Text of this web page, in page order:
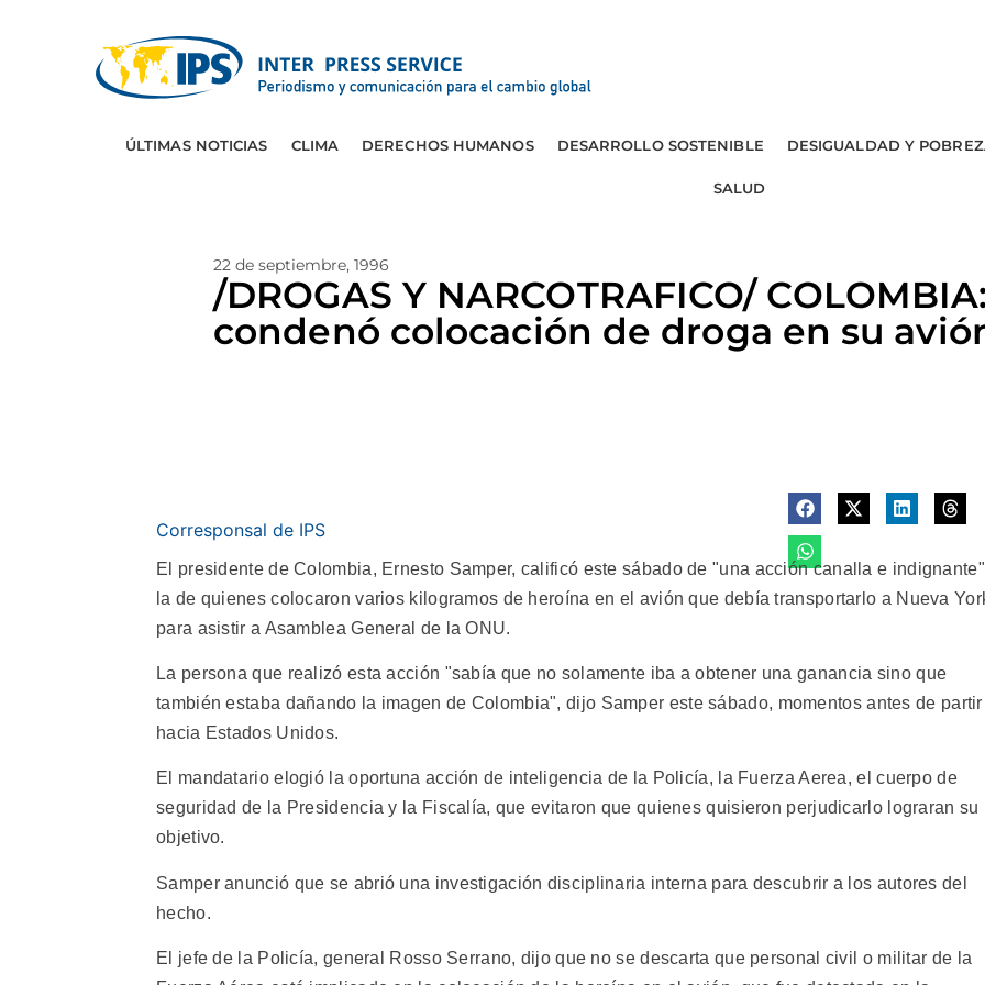
ÚLTIMAS NOTICIAS CLIMA DERECHOS HUMANOS DESARROLLO SOSTENIBLE DESIGUALDAD Y
SALUD
22 de septiembre, 1996
/DROGAS Y NARCOTRAFICO/
condenó colocación de droga en su
Corresponsal de IPS
El presidente de Colombia, Ernesto Samper, calificó este sábado de "una acción canalla e indignante"
la de quienes colocaron varios kilogramos de heroína en el avión que debía transportarlo a Nueva
para asistir a Asamblea General de la ONU.
La persona que realizó esta acción "sabía que no solamente iba a obtener una ganancia sino que
también estaba dañando la imagen de Colombia", dijo Samper este sábado, momentos antes de partir
hacia Estados Unidos.
El mandatario elogió la oportuna acción de inteligencia de la Policía, la Fuerza Aerea, el cuerpo de
seguridad de la Presidencia y la Fiscalía, que evitaron que quienes quisieron perjudicarlo lograran su
objetivo.
Samper anunció que se abrió una investigación disciplinaria interna para descubrir a los autores del
hecho.
El jefe de la Policía, general Rosso Serrano, dijo que no se descarta que personal civil o militar de la